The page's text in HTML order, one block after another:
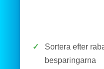
✓
Sortera efter
besparingarna